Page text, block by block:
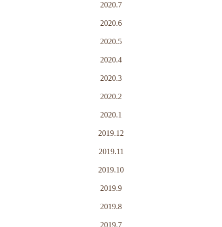
2020.7
2020.6
2020.5
2020.4
2020.3
2020.2
2020.1
2019.12
2019.11
2019.10
2019.9
2019.8
2019.7